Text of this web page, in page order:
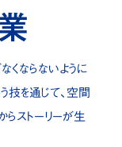
くならないように
技を通じて、空間
らストーリーが生